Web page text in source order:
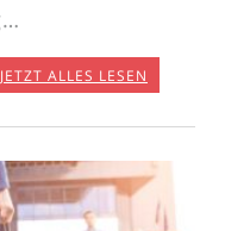
JETZT ALLES LESEN